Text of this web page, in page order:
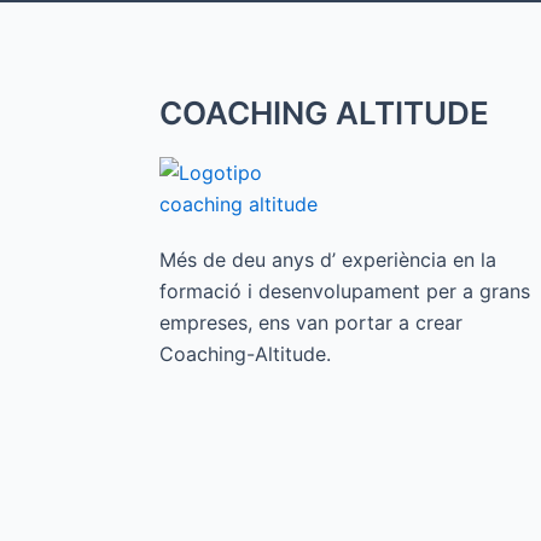
COACHING ALTITUDE
Més de deu anys d’ experiència en la
formació i desenvolupament per a grans
empreses, ens van portar a crear
Coaching-Altitude.